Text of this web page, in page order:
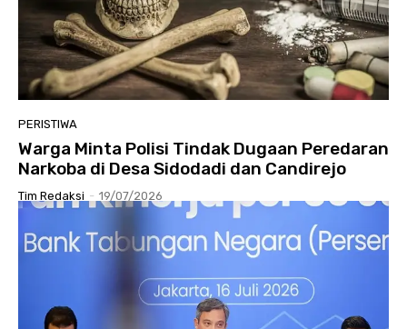
PERISTIWA
Warga Minta Polisi Tindak Dugaan Peredaran
Narkoba di Desa Sidodadi dan Candirejo
Tim Redaksi - 19/07/2026